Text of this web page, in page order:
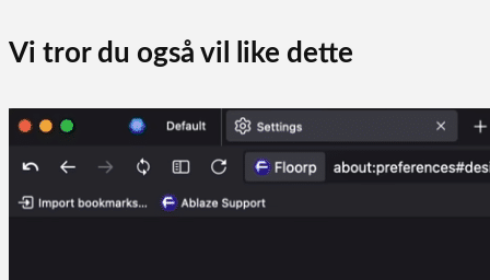
Vi tror du også vil like dette